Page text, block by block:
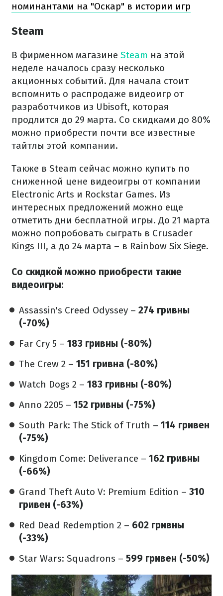
номинантами на "Оскар" в истории игр
Steam
В фирменном магазине Steam на этой
неделе началось сразу несколько
акционных событий. Для начала стоит
вспомнить о распродаже видеоигр от
разработчиков из Ubisoft, которая
продлится до 29 марта. Со скидками до 80%
можно приобрести почти все известные
тайтлы этой компании.
Также в Steam сейчас можно купить по
сниженной цене видеоигры от компании
Electronic Arts и Rockstar Games. Из
интересных предложений можно еще
отметить дни бесплатной игры. До 21 марта
можно попробовать сыграть в Crusader
Kings III, а до 24 марта – в Rainbow Six Siege.
Со скидкой можно приобрести такие
видеоигры:
Assassin's Creed Odyssey – 274 гривны
(-70%)
Far Cry 5 – 183 гривны (-80%)
The Crew 2 – 151 гривна (-80%)
Watch Dogs 2 – 183 гривны (-80%)
Anno 2205 – 152 гривны (-75%)
South Park: The Stick of Truth – 114 гривен
(-75%)
Kingdom Come: Deliverance – 162 гривны
(-66%)
Grand Theft Auto V: Premium Edition – 310
гривен (-63%)
Red Dead Redemption 2 – 602 гривны
(-33%)
Star Wars: Squadrons – 599 гривен (-50%)